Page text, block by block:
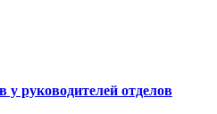
у руководителей отделов